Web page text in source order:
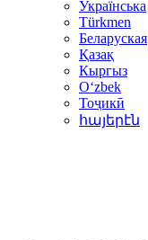
Українська
Türkmen
Беларуская
Қазақ
Кыргыз
Oʻzbek
Тоҷикӣ
հայերէն